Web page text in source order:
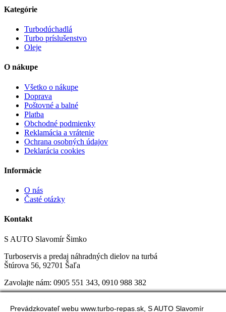
Prevádzkovateľ webu www.turbo-repas.sk, S AUTO Slavomír
Kategórie
Turbodúchadlá
Turbo príslušenstvo
Oleje
O nákupe
Všetko o nákupe
Doprava
Poštovné a balné
Platba
Obchodné podmienky
Reklamácia a vrátenie
Ochrana osobných údajov
Deklarácia cookies
Informácie
O nás
Časté otázky
Kontakt
S AUTO Slavomír Šimko
Turboservis a predaj náhradných dielov na turbá
Štúrova 56, 92701 Šaľa
Zavolajte nám: 0905 551 343, 0910 988 382